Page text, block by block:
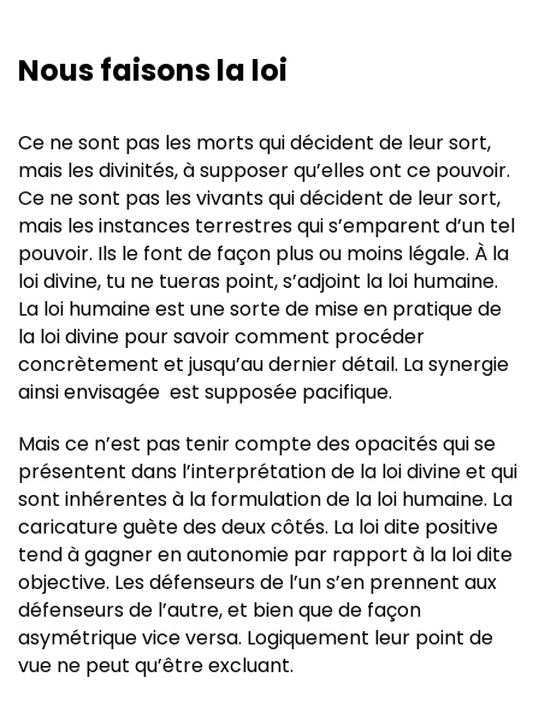
Nous faisons la loi
Ce ne sont pas les morts qui décident de leur sort,
mais les divinités, à supposer qu’elles ont ce pouvoir.
Ce ne sont pas les vivants qui décident de leur sort,
mais les instances terrestres qui s’emparent d’un tel
pouvoir. Ils le font de façon plus ou moins légale. À la
loi divine, tu ne tueras point, s’adjoint la loi humaine.
La loi humaine est une sorte de mise en pratique de
la loi divine pour savoir comment procéder
concrètement et jusqu’au dernier détail. La synergie
ainsi envisagée est supposée pacifique.
Mais ce n’est pas tenir compte des opacités qui se
présentent dans l’interprétation de la loi divine et qui
sont inhérentes à la formulation de la loi humaine. La
caricature guète des deux côtés. La loi dite positive
tend à gagner en autonomie par rapport à la loi dite
objective. Les défenseurs de l’un s’en prennent aux
défenseurs de l’autre, et bien que de façon
asymétrique vice versa. Logiquement leur point de
vue ne peut qu’être excluant.